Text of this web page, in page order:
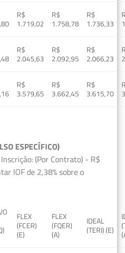
R$
1.719,02
R$
1.758,78
R$
1.736,33
R$
2.045,63
R$
2.092,95
R$
2.066,23
R$
3.579,65
R$
3.662,45
R$
3.615,70
ESPECÍFICO)
(Por Contrato) - R$
IOF de 2,38% sobre o
FLEX
(FCER)
(E)
FLEX
(FQER)
(A)
IDEAL
(TERI) (E)